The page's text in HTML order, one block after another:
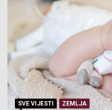
SVE VIJESTI ZEMLJA